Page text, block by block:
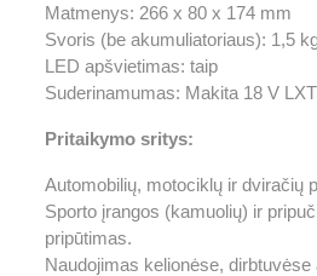
Matmenys: 266 x 80 x 174 mm
Svoris (be akumuliatoriaus): 1,5
LED apšvietimas: taip
Suderinamumas: Makita 18 V
Pritaikymo sritys:
Automobilių, motociklų ir dviračių
Sporto įrangos (kamuolių) ir
pripūtimas.
Naudojimas kelionėse, dirbtuvėse